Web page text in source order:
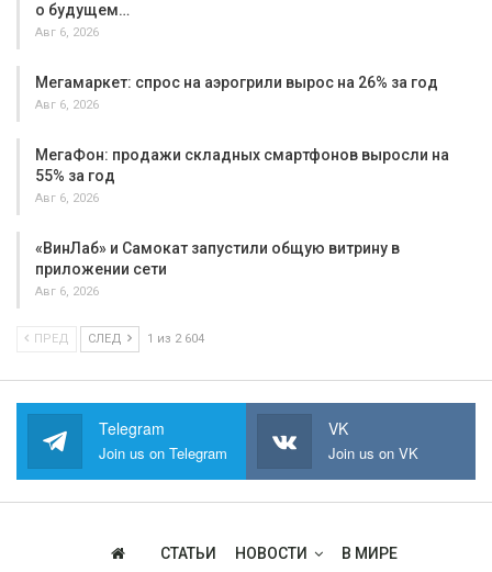
о будущем…
Авг 6, 2026
Мегамаркет: спрос на аэрогрили вырос на 26% за год
Авг 6, 2026
МегаФон: продажи складных смартфонов выросли на
55% за год
Авг 6, 2026
«ВинЛаб» и Самокат запустили общую витрину в
приложении сети
Авг 6, 2026
ПРЕД СЛЕД 1 из 2 604
Telegram
Join us on Telegram
VK
Join us on VK
СТАТЬИ НОВОСТИ В МИРЕ